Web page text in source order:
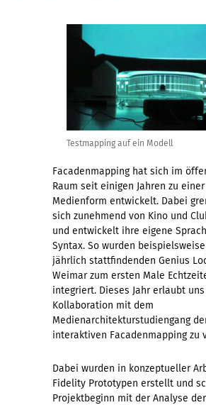
Testmapping auf ein Modell
Facadenmapping hat sich im
Raum seit einigen Jahren zu
Medienform entwickelt. Dabei
sich zunehmend von Kino und
und entwickelt ihre eigene
Syntax. So wurden
jährlich stattfindenden Genius
Weimar zum ersten Male
integriert. Dieses Jahr erlaubt
Kollaboration mit dem
Medienarchitekturstudiengang
interaktiven Facadenmapping zu
Dabei wurden in konzeptueller
Fidelity Prototypen erstellt und
Projektbeginn mit der Analyse